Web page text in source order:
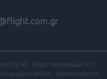
ΙΚΕ. Έδρα: Μεσογείων 321,
Καραϊωσηφίδης · Αρχισυντάκτης: